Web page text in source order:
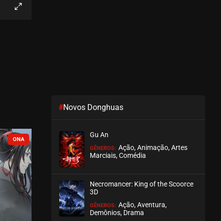
EPISÓDIO 21
ASSISTIDO
EPISÓDIO 19
COMPLETO
#Novos Donghuas
Gu An
GÊNEROS: Ação, Animação, Artes
Marciais, Comédia
Necromancer: King of the Scoorce
3D
GÊNEROS: Ação, Aventura,
Demônios, Drama